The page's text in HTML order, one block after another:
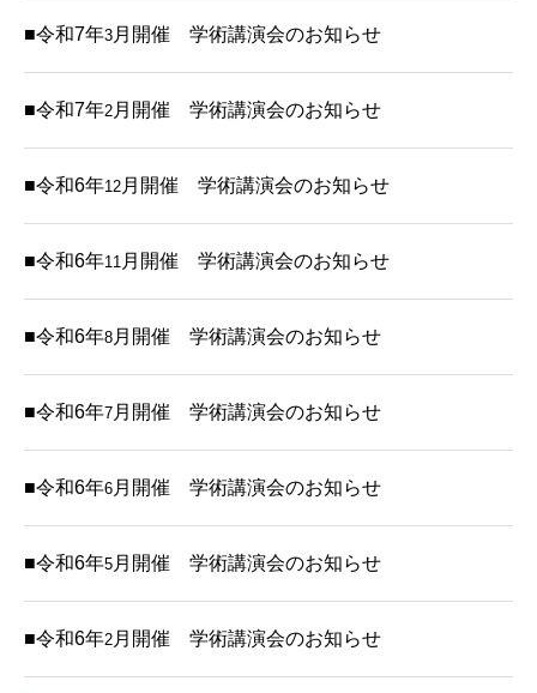
■令和7年3月開催 学術講演会のお知らせ
■令和7年2月開催 学術講演会のお知らせ
■令和6年12月開催 学術講演会のお知らせ
■令和6年11月開催 学術講演会のお知らせ
■令和6年8月開催 学術講演会のお知らせ
■令和6年7月開催 学術講演会のお知らせ
■令和6年6月開催 学術講演会のお知らせ
■令和6年5月開催 学術講演会のお知らせ
■令和6年2月開催 学術講演会のお知らせ